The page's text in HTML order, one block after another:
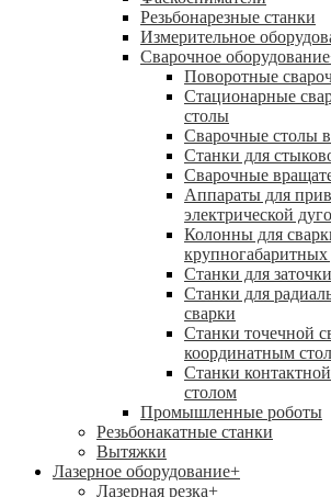
Резьбонарезные станки
Измерительное
Сварочное оборудование
Поворотные
Стационарные
столы
Сварочные столы
Станки для
Сварочные
Аппараты для
электрической
Колонны для
крупногабаритных
Станки для
Станки для
сварки
Станки точечной
координатным
Станки
столом
Промышленные роботы
Резьбонакатные станки
Вытяжки
Лазерное оборудование+
Лазерная резка+